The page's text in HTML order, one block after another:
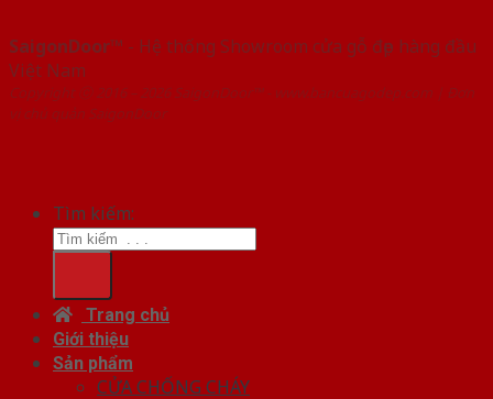
SaigonDoor™ - Hệ thống Showroom cửa gỗ đẹp hàng đầu
Việt Nam
Copyright ⓒ 2016 – 2026 SaigonDoor™ - www.bancuagodep.com | Đơn
vị chủ quản SaigonDoor
Tìm kiếm:
Trang chủ
Giới thiệu
Sản phẩm
CỬA CHỐNG CHÁY